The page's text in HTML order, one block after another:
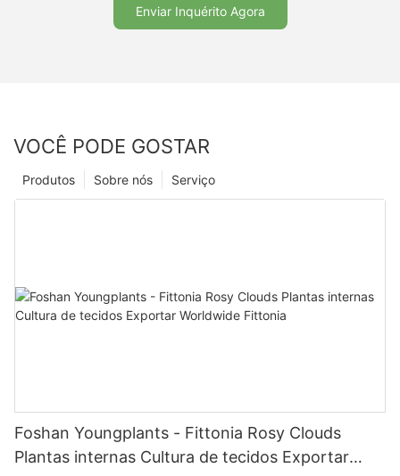
Enviar Inquérito Agora
VOCÊ PODE GOSTAR
Serviço
Sobre nós
Produtos
Foshan Youngplants - Fittonia Rosy Clouds
Plantas internas Cultura de tecidos Exportar